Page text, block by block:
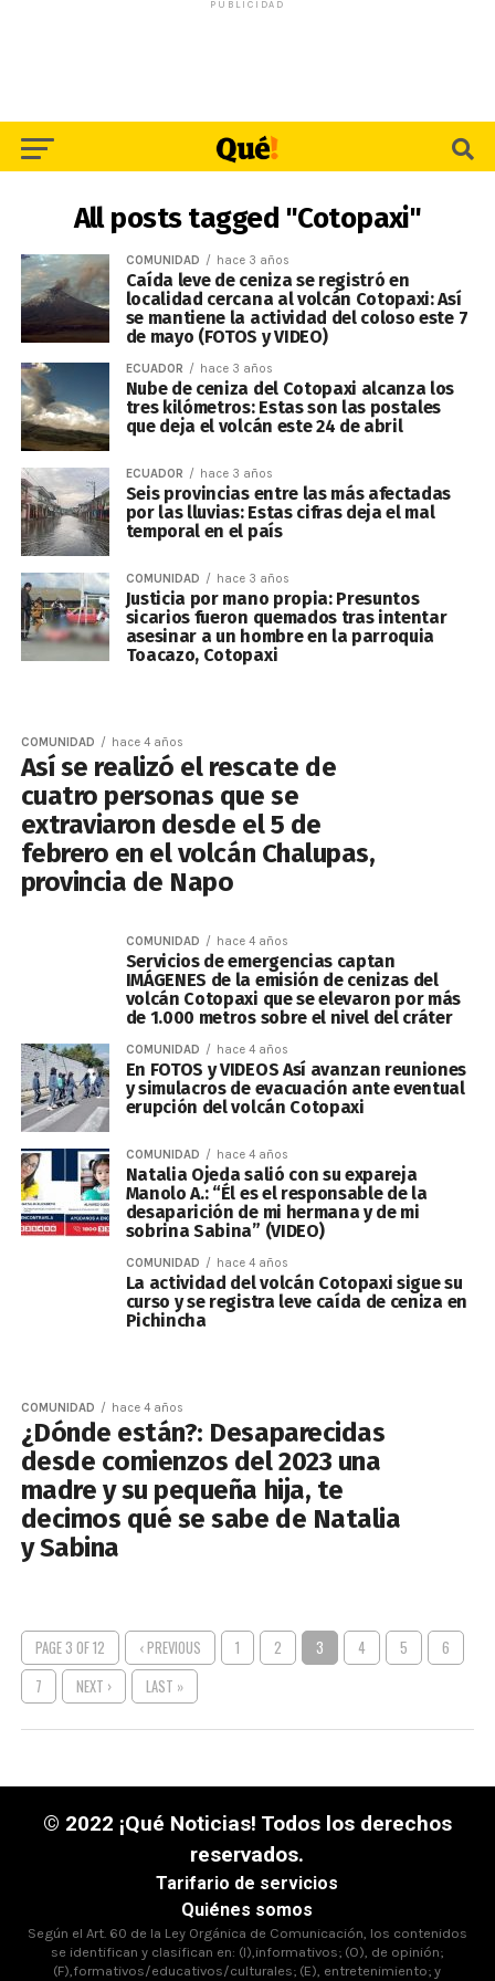
PUBLICIDAD
All posts tagged "Cotopaxi"
COMUNIDAD hace 3 años
Caída leve de ceniza se registró en
localidad cercana al volcán Cotopaxi: Así
se mantiene la actividad del coloso este 7
de mayo (FOTOS y VIDEO)
ECUADOR hace 3 años
Nube de ceniza del Cotopaxi alcanza los
tres kilómetros: Estas son las postales
que deja el volcán este 24 de abril
ECUADOR hace 3 años
Seis provincias entre las más afectadas
por las lluvias: Estas cifras deja el mal
temporal en el país
COMUNIDAD hace 3 años
Justicia por mano propia: Presuntos
sicarios fueron quemados tras intentar
asesinar a un hombre en la parroquia
Toacazo, Cotopaxi
COMUNIDAD hace 4 años
Así se realizó el rescate de
cuatro personas que se
extraviaron desde el 5 de
febrero en el volcán Chalupas,
provincia de Napo
COMUNIDAD hace 4 años
Servicios de emergencias captan
IMÁGENES de la emisión de cenizas del
volcán Cotopaxi que se elevaron por más
de 1.000 metros sobre el nivel del cráter
COMUNIDAD hace 4 años
En FOTOS y VIDEOS Así avanzan reuniones
y simulacros de evacuación ante eventual
erupción del volcán Cotopaxi
COMUNIDAD hace 4 años
Natalia Ojeda salió con su expareja
Manolo A.: “Él es el responsable de la
desaparición de mi hermana y de mi
sobrina Sabina” (VIDEO)
COMUNIDAD hace 4 años
La actividad del volcán Cotopaxi sigue su
curso y se registra leve caída de ceniza en
Pichincha
COMUNIDAD hace 4 años
¿Dónde están?: Desaparecidas
desde comienzos del 2023 una
madre y su pequeña hija, te
decimos qué se sabe de Natalia
y Sabina
PAGE 3 OF 12 ‹ PREVIOUS 1 2 3 4 5
6
7
NEXT › LAST »
© 2022 ¡Qué Noticias! Todos los derechos
reservados.
Tarifario de servicios
Quiénes somos
Según el Art. 60 de la Ley Orgánica de Comunicación, los contenidos
se identifican y clasifican en: (I),informativos; (O), de opinión;
(F),formativos/educativos/culturales; (E), entretenimiento; y